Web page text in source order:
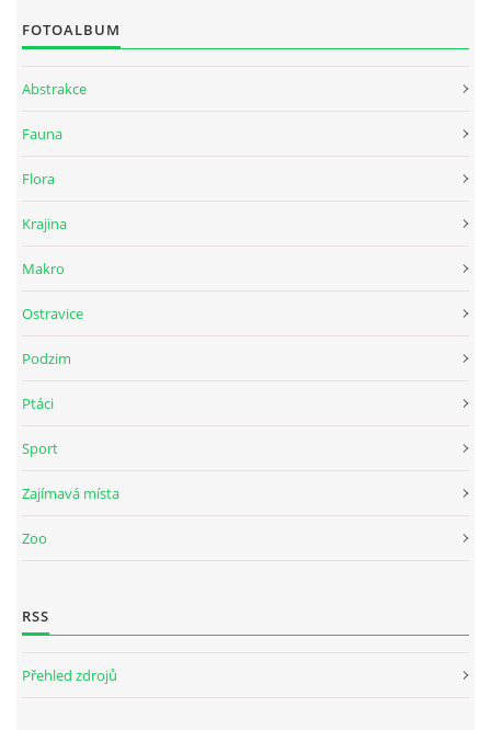
FOTOALBUM
Abstrakce
Fauna
Flora
Krajina
Makro
Ostravice
Podzim
Ptáci
Sport
Zajímavá místa
Zoo
RSS
Přehled zdrojů